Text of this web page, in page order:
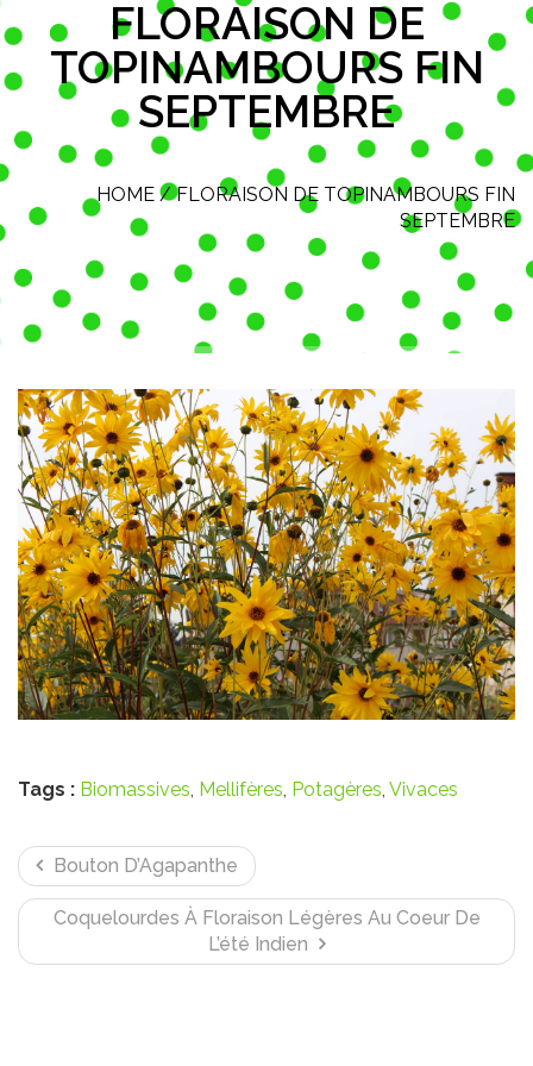
FLORAISON DE
TOPINAMBOURS FIN
SEPTEMBRE
HOME /FLORAISON DE TOPINAMBOURS FIN
SEPTEMBRE
Tags : Biomassives, Mellifères, Potagères, Vivaces
Bouton D’Agapanthe
Coquelourdes À Floraison Légères Au Coeur De
L’été Indien